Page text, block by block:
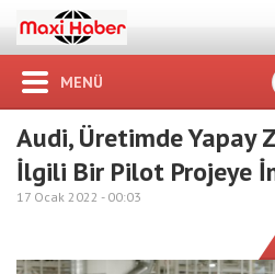
MENÜ
Audi, Üretimde Yapay
İlgili Bir Pilot Projeye
17 Ocak 2022 - 00:03